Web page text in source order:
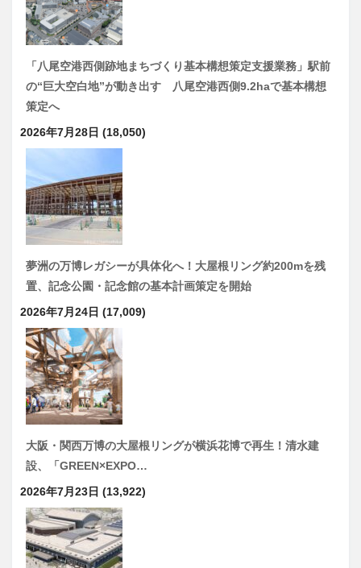
「八尾空港西側跡地まちづくり基本構想策定支援業務」駅前
の“巨大空白地”が動き出す 八尾空港西側9.2haで基本構想
策定へ
2026年7月28日 (18,050)
夢洲の万博レガシーが具体化へ！大屋根リング約200mを残
置、記念公園・記念館の基本計画策定を開始
2026年7月24日 (17,009)
大阪・関西万博の大屋根リングが横浜花博で再生！清水建
設、「GREEN×EXPO…
2026年7月23日 (13,922)